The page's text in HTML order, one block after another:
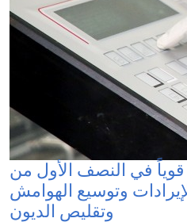
في النصف الأول من
الإيرادات وتوسيع الهوامش
وتقليص الديون